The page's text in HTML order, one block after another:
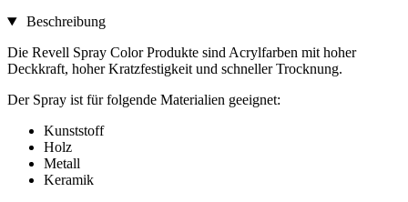
Beschreibung
Die Revell Spray Color Produkte sind Acrylfarben mit hoher
Deckkraft, hoher Kratzfestigkeit und schneller Trocknung.
Der Spray ist für folgende Materialien geeignet:
Kunststoff
Holz
Metall
Keramik